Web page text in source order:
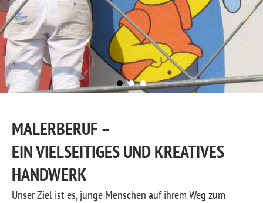
MALERBERUF –
EIN VIELSEITIGES UND KREATIVES
HANDWERK
Unser Ziel ist es, junge Menschen auf ihrem Weg zum